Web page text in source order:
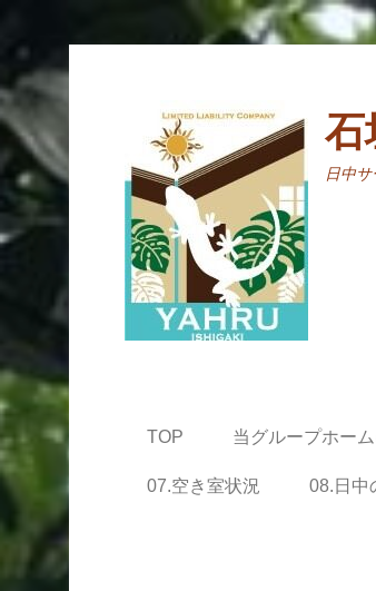
石
日中
TOP 当グループホー
07.空き室状況 08.日中